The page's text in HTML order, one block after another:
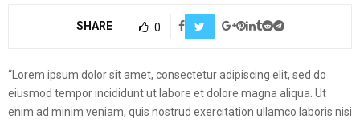
SHARE 0
“Lorem ipsum dolor sit amet, consectetur adipiscing elit, sed do
eiusmod tempor incididunt ut labore et dolore magna aliqua. Ut
enim ad minim veniam, quis nostrud exercitation ullamco laboris nisi